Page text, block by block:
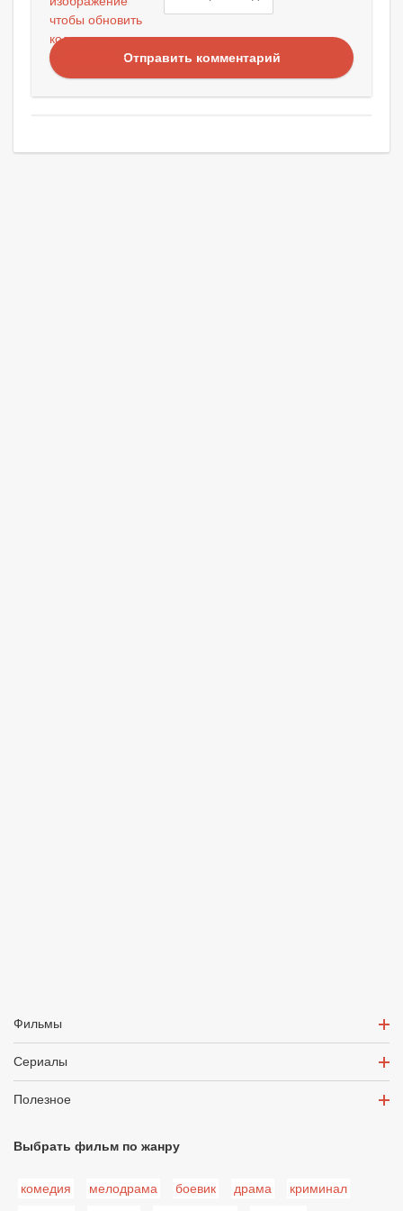
Отправить комментарий
Фильмы
Сериалы
Полезное
Выбрать фильм по жанру
комедия мелодрама боевик драма
криминал